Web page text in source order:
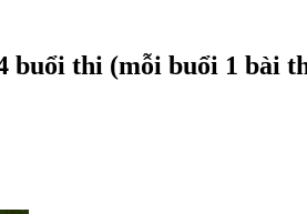
buổi thi (mỗi buổi 1 bài